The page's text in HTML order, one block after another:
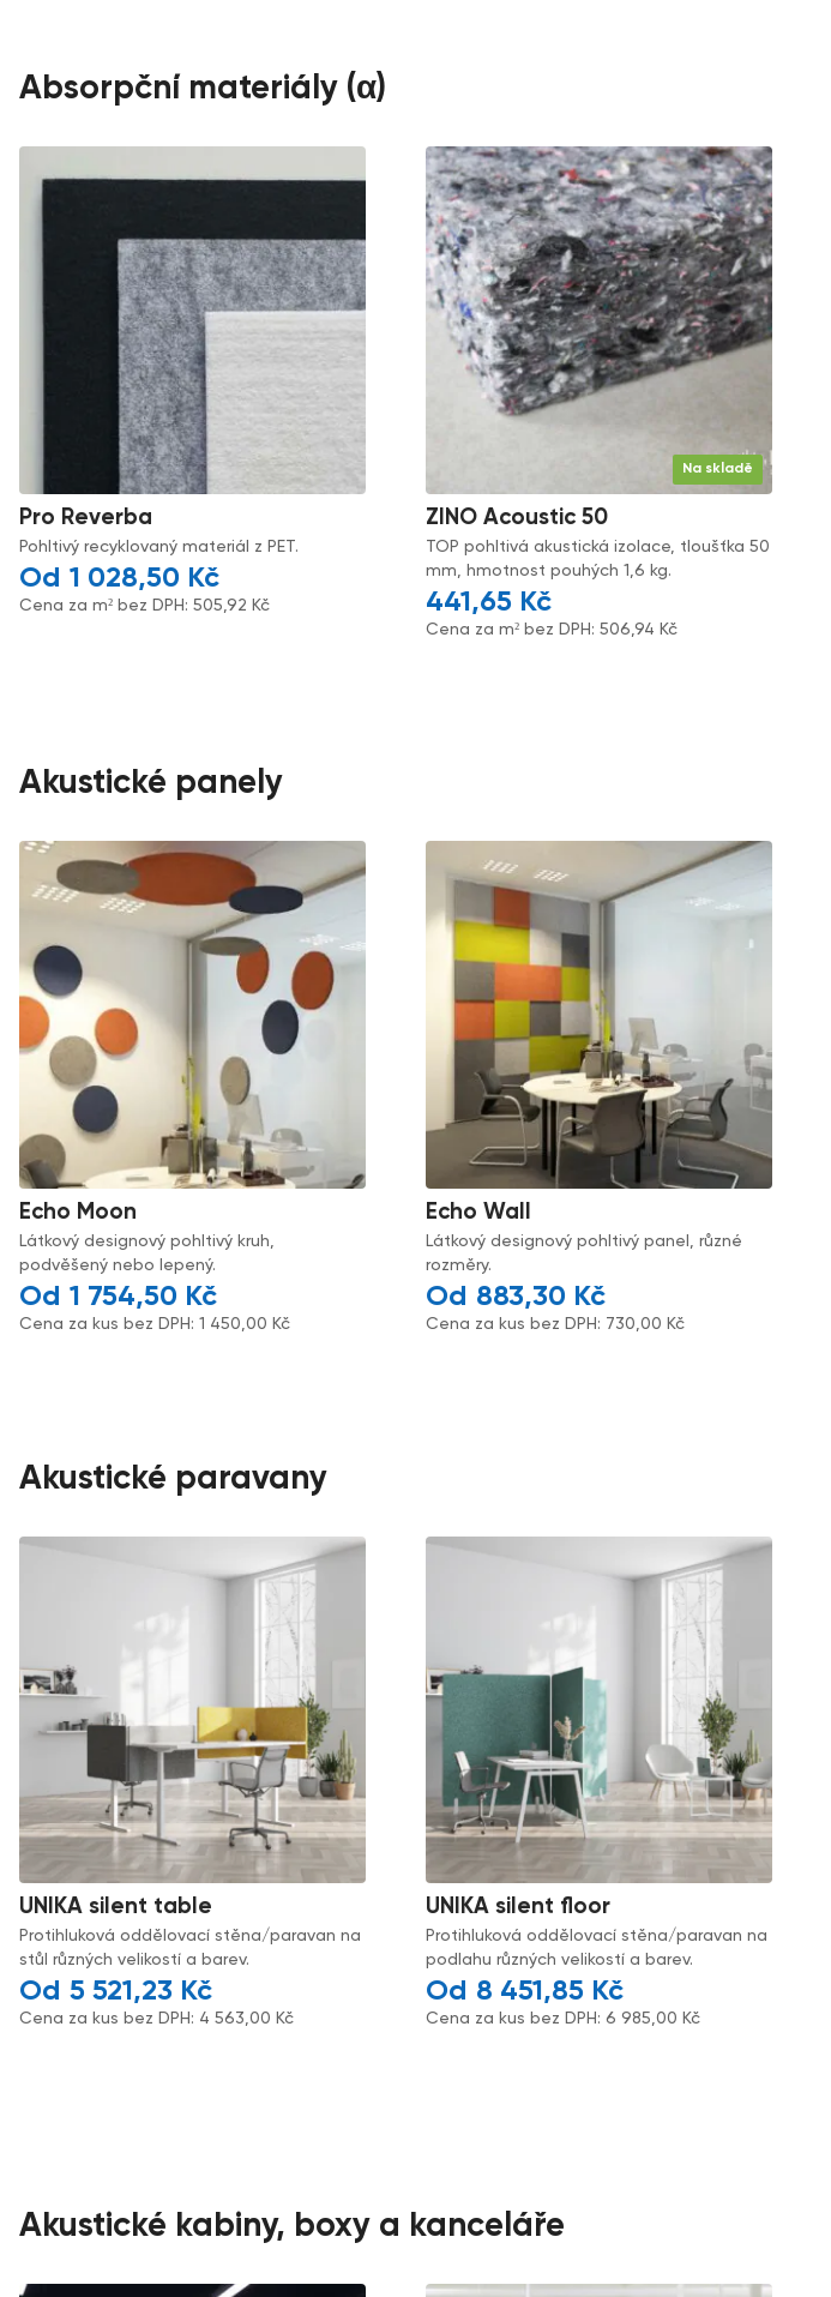
Absorpční materiály (α)
Pro Reverba
Pohltivý recyklovaný materiál z PET.
1 028,50 Kč
Cena za m² bez DPH: 505,92 Kč
Na skladě
ZINO Acoustic 50
TOP pohltivá akustická izolace, tloušťka 50
mm, hmotnost pouhých 1,6 kg.
441,65 Kč
Cena za m² bez DPH:506,94 Kč
Akustické panely
Echo Moon
Látkový designový pohltivý kruh,
podvěšený nebo lepený.
1 754,50 Kč
Cena za kus bez DPH: 1 450,00 Kč
Echo Wall
Látkový designový pohltivý panel, různé
rozměry.
883,30 Kč
Cena za kus bez DPH: 730,00 Kč
Akustické paravany
UNIKA silent table
Protihluková oddělovací stěna/paravan na
stůl různých velikostí a barev.
5 521,23 Kč
Cena za kus bez DPH: 4 563,00 Kč
UNIKA silent floor
Protihluková oddělovací stěna/paravan na
podlahu různých velikostí a barev.
8 451,85 Kč
Cena za kus bez DPH:6 985,00 Kč
Akustické kabiny, boxy a kanceláře